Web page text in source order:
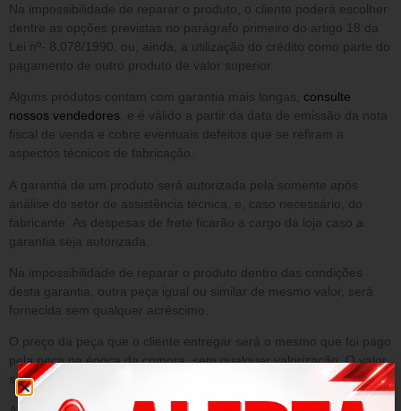
Na impossibilidade de reparar o produto, o cliente poderá escolher
dentre as opções previstas no parágrafo primeiro do artigo 18 da
Lei nº- 8.078/1990, ou, ainda, a utilização do crédito como parte do
pagamento de outro produto de valor superior.
Alguns produtos contam com garantia mais longas, consulte
nossos vendedores , e é válido a partir da data de emissão da nota
fiscal de venda e cobre eventuais defeitos que se refiram a
aspectos técnicos de fabricação.
A garantia de um produto será autorizada pela somente após
análise do setor de assistência técnica, e, caso necessário, do
fabricante. As despesas de frete ficarão a cargo da loja caso a
garantia seja autorizada.
Na impossibilidade de reparar o produto dentro das condições
desta garantia, outra peça igual ou similar de mesmo valor, será
fornecida sem qualquer acréscimo.
O preço da peça que o cliente entregar será o mesmo que foi pago
pela peça na época da compra, sem qualquer valorização. O valor
será o que constar no sistema da loja.